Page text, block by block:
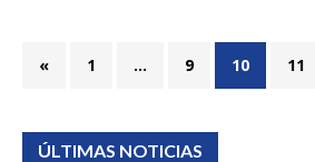
« 1 … 9 10 11
ÚLTIMAS NOTICIAS